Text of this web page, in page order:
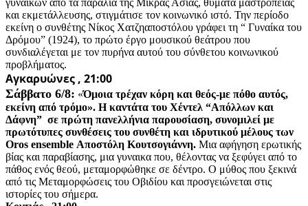
και εκμετάλλευσης, στιγμάτισε τον κοινωνικό ιστό. Την περίοδο
εκείνη ο συνθέτης Νίκος Χατζηαποστόλου γράφει τη “ Γυναίκα του
Δρόμου” (1924), το πρώτο έργο μουσικού θεάτρου που
συνδιαλέγεται με τον πυρήνα αυτού του σύνθετου κοινωνικού
προβλήματος.
Αγκαρυώνες , 21:00
Σάββατο 6/8: «Όμοια τρέχαν κόρη και θεός-με πόθο αυτός,
εκείνη από τρόμο». Η καντάτα του Χέντελ “Απόλλων και
Δάφνη” σε πρώτη πανελλήνια παρουσίαση, συνομιλεί με
πρωτότυπες συνθέσεις του συνθέτη και ιδρυτικού μέλους των
Oros ensemble Αποστόλη Κουτσογιάννη. Μια αφήγηση ερωτικής
βίας και παραβίασης, μια γυναικα που, θέλοντας να ξεφύγει από το
πάθος ενός θεού, μεταμορφώθηκε σε δέντρο. Ο μύθος που ξεκινά
από τις Μεταμορφώσεις του Οβιδίου και προσγειώνεται στις
ιστορίες του σήμερα.